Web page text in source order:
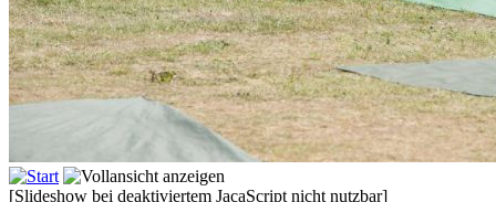
[Slideshow bei deaktiviertem JacaScript nicht nutzbar]